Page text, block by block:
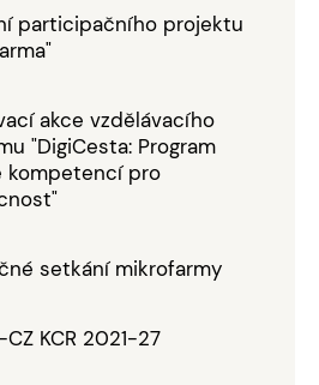
participačního projektu
akce vzdělávacího
"DigiCesta: Program
kompetencí pro
setkání mikrofarmy
CZ KCR 2021-27